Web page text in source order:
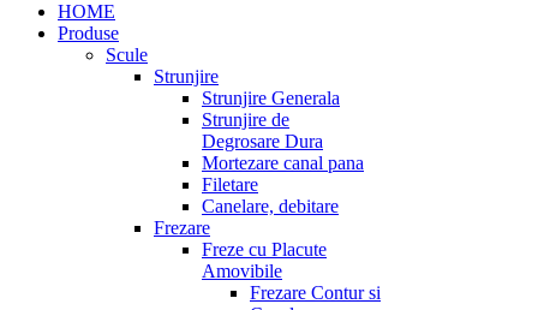
HOME
Produse
Scule
Strunjire
Strunjire Generala
Strunjire de
Degrosare Dura
Mortezare canal pana
Filetare
Canelare, debitare
Frezare
Freze cu Placute
Amovibile
Frezare Contur si